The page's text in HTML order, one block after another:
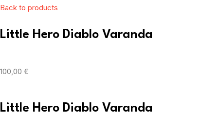
Back to products
Little Hero Diablo Varanda
100,00 €
Little Hero Diablo Varanda